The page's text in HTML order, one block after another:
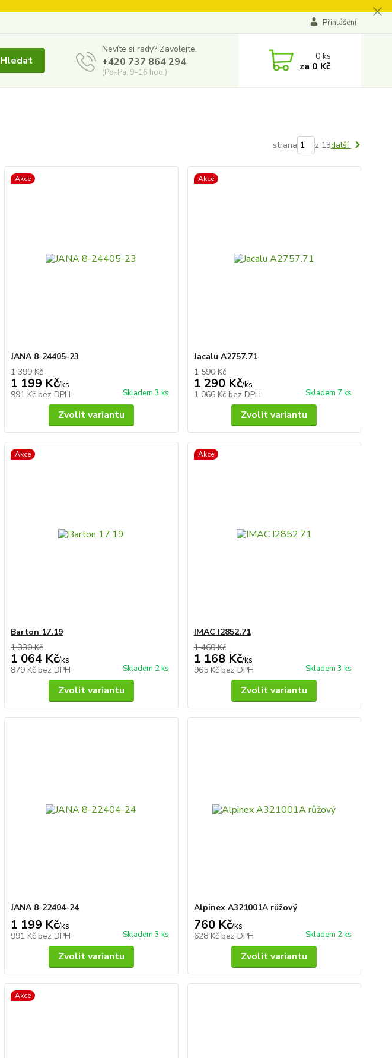
Přihlášení
Hledat
Nevíte si rady? Zavolejte.
+420 737 864 294
(Po-Pá, 9-16 hod.)
0ks
za 0 Kč
strana z 13další
Akce
JANA 8-24405-23
1 399 Kč
1 199 Kč/ks
991 Kč bez DPH Skladem 3 ks
Zvolit variantu
Akce
Jacalu A2757.71
1 590 Kč
1 290 Kč/ks
1 066 Kč bez DPH Skladem 7 ks
Zvolit variantu
Akce
Barton 17.19
1 330 Kč
1 064 Kč/ks
879 Kč bez DPH Skladem 2 ks
Zvolit variantu
Akce
IMAC I2852.71
1 460 Kč
1 168 Kč/ks
965 Kč bez DPH Skladem 3 ks
Zvolit variantu
JANA 8-22404-24
1 199 Kč/ks
991 Kč bez DPH Skladem 3 ks
Zvolit variantu
Alpinex A321001A růžový
760 Kč/ks
628 Kč bez DPH Skladem 2 ks
Zvolit variantu
Akce